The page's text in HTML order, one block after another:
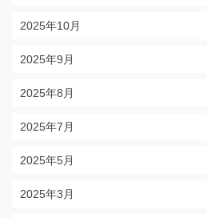
2025年10月
2025年9月
2025年8月
2025年7月
2025年5月
2025年3月